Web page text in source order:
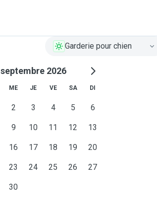
Garderie pour chien
septembre 2026
ME JE VE SA DI
2 3 4 5 6
9 10 11 12 13
16 17 18 19 20
23 24 25 26 27
30